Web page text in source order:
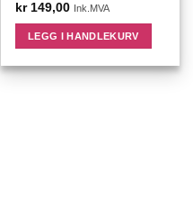
kr149,00 Ink.MVA
LEGG I HANDLEKURV